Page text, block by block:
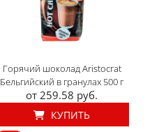
Горячий шоколад Aristocrat
Бельгийский в гранулах 500 г
от 259.58 руб.
КУПИТЬ